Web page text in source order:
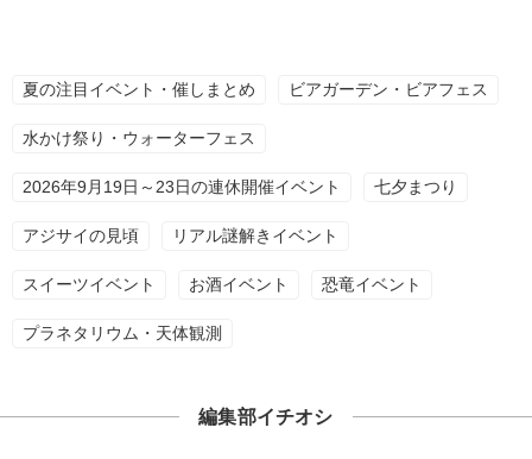
夏の注目イベント・催しまとめ ビアガーデン・ビアフェス
水かけ祭り・ウォーターフェス
2026年9月19日～23日の連休開催イベント 七夕まつり
アジサイの見頃 リアル謎解きイベント
スイーツイベント お酒イベント 恐竜イベント
プラネタリウム・天体観測
編集部イチオシ